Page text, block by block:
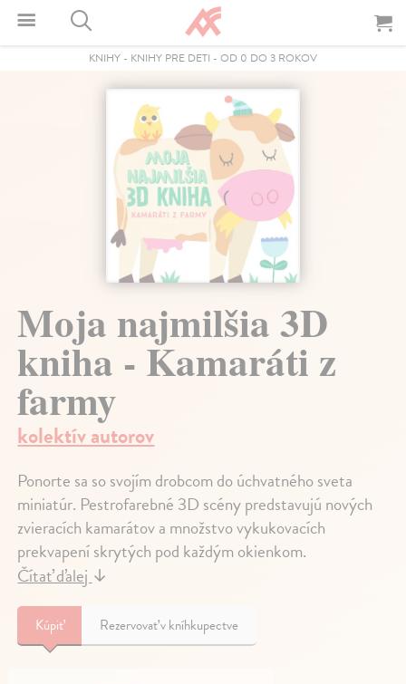
KNIHY - KNIHY PRE DETI - OD 0 DO 3 ROKOV
Moja najmilšia 3D
kniha - Kamaráti z
farmy
kolektív autorov
Ponorte sa so svojím drobcom do úchvatného sveta
miniatúr. Pestrofarebné 3D scény predstavujú nových
zvieracích kamarátov a množstvo vykukovacích
prekvapení skrytých pod každým okienkom.
Čítať ďalej↓
Kúpiť Rezervovať v kníhkupectve